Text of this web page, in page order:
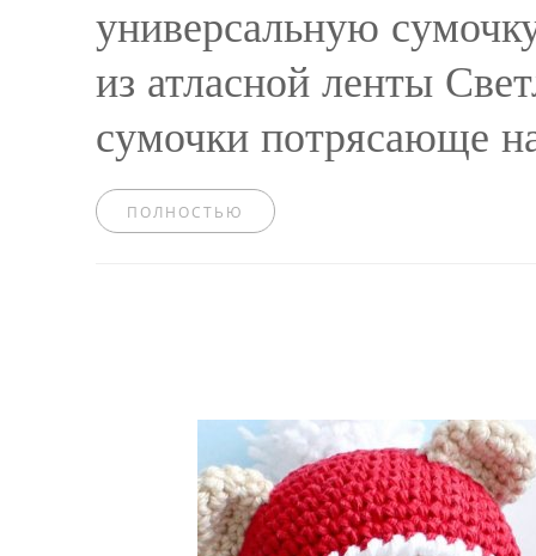
универсальную
из атласной ленты
сумочки потрясающе
ПОЛНОСТЬЮ